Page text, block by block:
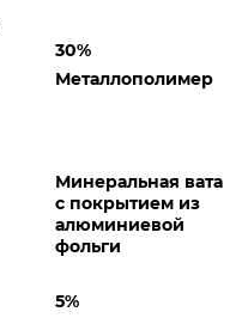
30%
Металлополимер
Минеральная вата
с покрытием из
алюминиевой
фольги
5%